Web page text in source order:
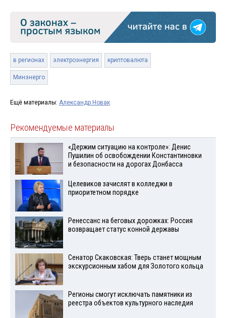
в регионах электроэнергия криптовалюта
Минэнерго
Ещё материалы: Александр Новак
Рекомендуемые материалы
«Держим ситуацию на контроле»: Денис
Пушилин об освобождении Константиновки
и безопасности на дорогах Донбасса
Целевиков зачислят в колледжи в
приоритетном порядке
Ренессанс на беговых дорожках: Россия
возвращает статус конной державы
Сенатор Скаковская: Тверь станет мощным
экскурсионным хабом для Золотого кольца
Регионы смогут исключать памятники из
реестра объектов культурного наследия